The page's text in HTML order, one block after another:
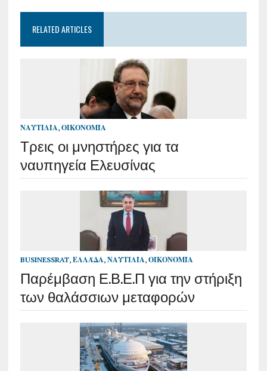
RELATED ARTICLES
ΝΑΥΤΙΛΊΑ, ΟΙΚΟΝΟΜΊΑ
Τρεις οι μνηστήρες για τα
ναυπηγεία Ελευσίνας
BUSINESSRAT, ΕΛΛΆΔΑ, ΝΑΥΤΙΛΊΑ, ΟΙΚΟΝΟΜΊΑ
Παρέμβαση Ε.Β.Ε.Π για την στήριξη
των θαλάσσιων μεταφορών